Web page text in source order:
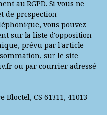
au RGPD. Si vous ne
de prospection
vous pouvez
sur la liste d'opposition
prévu par l'article
sur le site
ou par courrier adressé
CS 61311, 41013